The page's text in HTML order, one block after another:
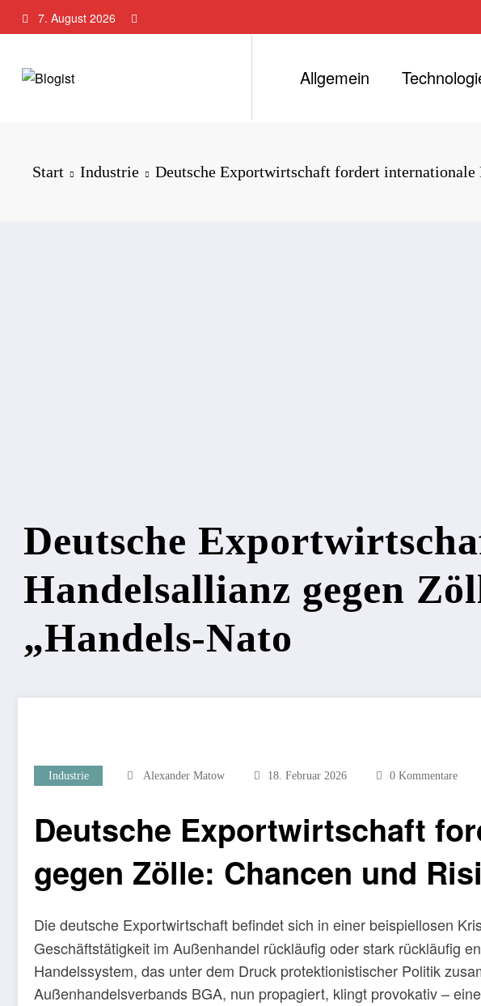
Inhalt
7. August 2026
Allgemein
Start Industrie Deutsche Exportwirtschaft fordert internationale
Deutsche
Handelsallianz gegen
„Handels-Nato
Industrie Alexander Matow 18. Februar 2026 0 Kommentare
Deutsche Exportwirtschaft
gegen Zölle: Chancen und
Die deutsche Exportwirtschaft befindet sich in einer beispiellosen
Geschäftstätigkeit im Außenhandel rückläufig oder stark rückläufig
Handelssystem, das unter dem Druck protektionistischer Politik
Außenhandelsverbands BGA, nun propagiert, klingt provokativ –